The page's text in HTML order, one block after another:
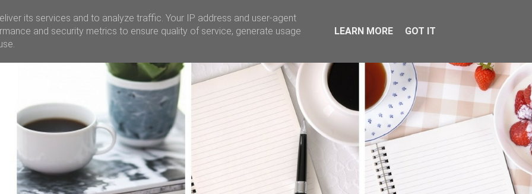
its services and to analyze traffic. Your IP address and user-agent
and security metrics to ensure quality of service, generate usage
LEARN MORE GOT IT